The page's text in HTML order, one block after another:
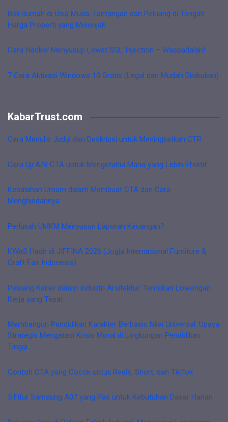
Beli Rumah di Usia Muda: Tantangan dan Peluang di Tengah
Harga Properti yang Melonjak
Cara Hacker Menyusup Lewat SQL Injection – Waspadalah!
7 Cara Aktivasi Windows 10 Gratis (Legal dan Mudah Dilakukan)
KabarTrust.com
Cara Menulis Judul dan Deskripsi untuk Meningkatkan CTR
Cara Uji A/B CTA untuk Mengetahui Mana yang Lebih Efektif
Kesalahan Umum dalam Membuat CTA dan Cara
Menghindarinya
Perlukah UMKM Menyusun Laporan Keuangan?
KWaS Hadir di JIFFINA 2026 (Jogja International Furniture &
Craft Fair Indonesia)
Peluang Karier dalam Industri Arsitektur: Temukan Lowongan
Kerja yang Tepat
Membangun Pendidikan Karakter Berbasis Nilai Universal: Upaya
Strategis Mengatasi Krisis Moral di Lingkungan Pendidikan
Tinggi
Contoh CTA yang Cocok untuk Reels, Short, dan TikTok
5 Fitur Samsung A07 yang Pas untuk Kebutuhan Dasar Harian